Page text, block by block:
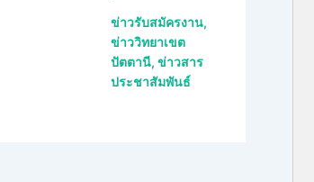
ข่าวรับสมัครงาน,
ข่าววิทยาเขต
ปัตตานี,ข่าวสาร
ประชาสัมพันธ์